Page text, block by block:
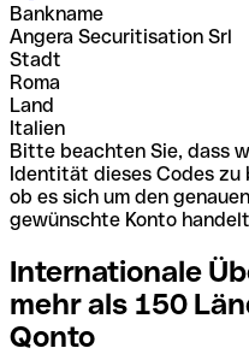
Bankname
Angera Securitisation Srl
Stadt
Roma
Land
Italien
Bitte beachten Sie, dass
Identität dieses Codes
ob es sich um den
gewünschte Konto
Internationale
mehr als 150
Qonto